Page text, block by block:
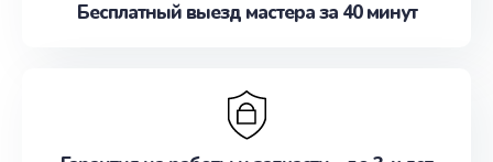
Бесплатный выезд мастера за 40 минут